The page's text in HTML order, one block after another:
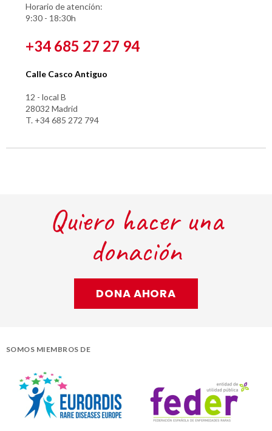
Horario de atención:
9:30 - 18:30h
+34 685 27 27 94
Calle Casco Antiguo
12 - local B
28032 Madrid
T. +34 685 272 794
Quiero hacer una
donación
DONA AHORA
SOMOS MIEMBROS DE